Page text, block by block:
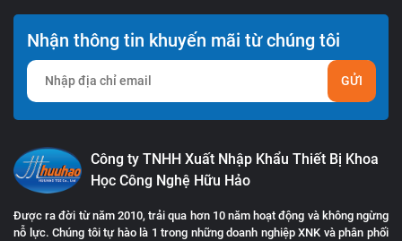
Nhận thông tin khuyến mãi từ chúng tôi
GỬI
Công ty TNHH Xuất Nhập Khẩu Thiết Bị Khoa
Học Công Nghệ Hữu Hảo
Được ra đời từ năm 2010, trải qua hơn 10 năm hoạt động và không ngừng
nỗ lực. Chúng tôi tự hào là 1 trong những doanh nghiệp XNK và phân phối